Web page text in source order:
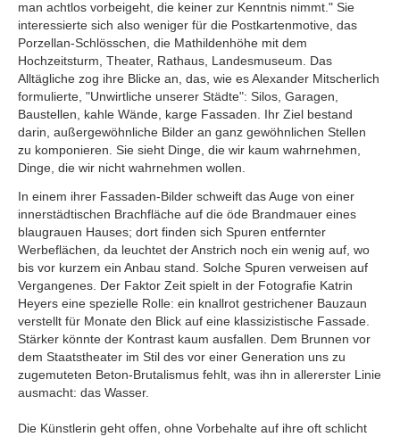
man achtlos vorbeigeht, die keiner zur Kenntnis nimmt." Sie
interessierte sich also weniger für die Postkartenmotive, das
Porzellan-Schlösschen, die Mathildenhöhe mit dem
Hochzeitsturm, Theater, Rathaus, Landesmuseum. Das
Alltägliche zog ihre Blicke an, das, wie es Alexander Mitscherlich
formulierte, "Unwirtliche unserer Städte": Silos, Garagen,
Baustellen, kahle Wände, karge Fassaden. Ihr Ziel bestand
darin, außergewöhnliche Bilder an ganz gewöhnlichen Stellen
zu komponieren. Sie sieht Dinge, die wir kaum wahrnehmen,
Dinge, die wir nicht wahrnehmen wollen.
In einem ihrer Fassaden-Bilder schweift das Auge von einer
innerstädtischen Brachfläche auf die öde Brandmauer eines
blaugrauen Hauses; dort finden sich Spuren entfernter
Werbeflächen, da leuchtet der Anstrich noch ein wenig auf, wo
bis vor kurzem ein Anbau stand. Solche Spuren verweisen auf
Vergangenes. Der Faktor Zeit spielt in der Fotografie Katrin
Heyers eine spezielle Rolle: ein knallrot gestrichener Bauzaun
verstellt für Monate den Blick auf eine klassizistische Fassade.
Stärker könnte der Kontrast kaum ausfallen. Dem Brunnen vor
dem Staatstheater im Stil des vor einer Generation uns zu
zugemuteten Beton-Brutalismus fehlt, was ihn in allererster Linie
ausmacht: das Wasser.
Die Künstlerin geht offen, ohne Vorbehalte auf ihre oft schlicht